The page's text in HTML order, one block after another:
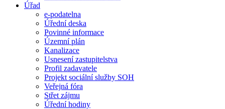
Úřad
e-podatelna
Úřední deska
Povinné informace
Územní plán
Kanalizace
Usnesení zastupitelstva
Profil zadavatele
Projekt sociální služby SOH
Veřejná fóra
Střet zájmu
Úřední hodiny